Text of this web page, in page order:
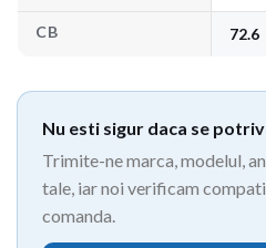
CB 72.6
Nu esti sigur daca se
Trimite-ne marca, modelul,
tale, iar noi verificam
comanda.